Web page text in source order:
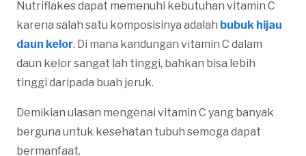
Nutriflakes dapat memenuhi kebutuhan vitamin C
karena salah satu komposisinya adalah bubuk hijau
daun kelor. Di mana kandungan vitamin C dalam
daun kelor sangat lah tinggi, bahkan bisa lebih
tinggi daripada buah jeruk.
Demikian ulasan mengenai vitamin C yang banyak
berguna untuk kesehatan tubuh semoga dapat
bermanfaat.